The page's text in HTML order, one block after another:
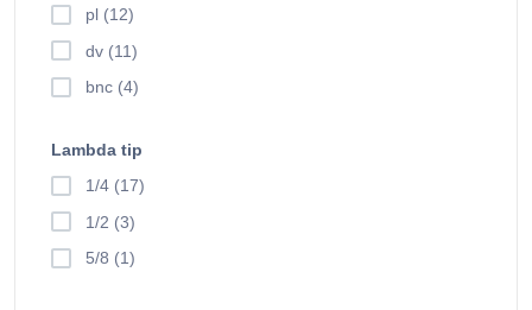
pl (12)
dv (11)
bnc (4)
Lambda tip
1/4 (17)
1/2 (3)
5/8 (1)